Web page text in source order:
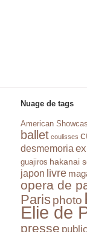
Nuage de tags
American
ballet coulisses
desmemoria
guajiros hakanai
japon livre
opera de
Paris photo
Elie de
presse